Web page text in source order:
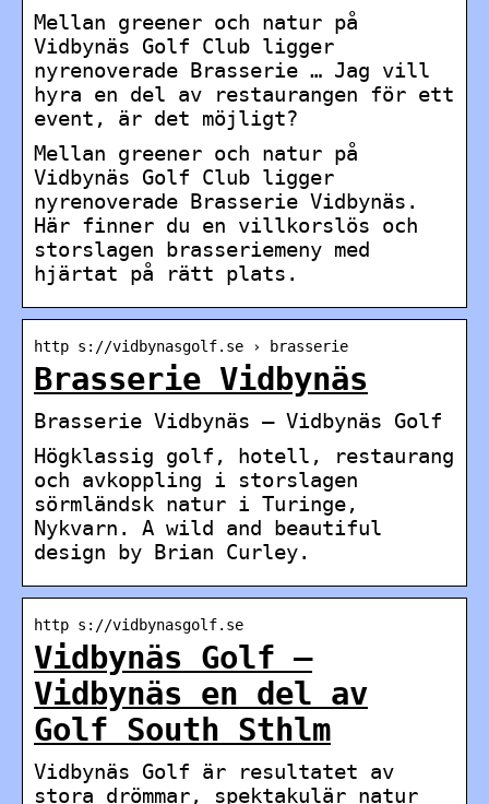
Mellan greener och natur på
Vidbynäs Golf Club ligger
nyrenoverade Brasserie … Jag vill
hyra en del av restaurangen för ett
event, är det möjligt?
Mellan greener och natur på
Vidbynäs Golf Club ligger
nyrenoverade Brasserie Vidbynäs.
Här finner du en villkorslös och
storslagen brasseriemeny med
hjärtat på rätt plats.
http s://vidbynasgolf.se › brasserie
Brasserie Vidbynäs
Brasserie Vidbynäs – Vidbynäs Golf
Högklassig golf, hotell, restaurang
och avkoppling i storslagen
sörmländsk natur i Turinge,
Nykvarn. A wild and beautiful
design by Brian Curley.
http s://vidbynasgolf.se
Vidbynäs Golf –
Vidbynäs en del av
Golf South Sthlm
Vidbynäs Golf är resultatet av
stora drömmar, spektakulär natur